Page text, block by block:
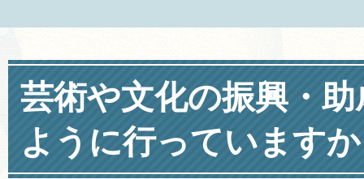
芸術や文化の振興・
ように行っていますか